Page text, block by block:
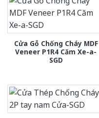
Cửa Gỗ Chống Cháy MDF
Veneer P1R4 Căm Xe-a-
SGD